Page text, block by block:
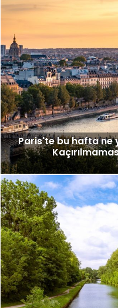
Paris'te bu hafta ne